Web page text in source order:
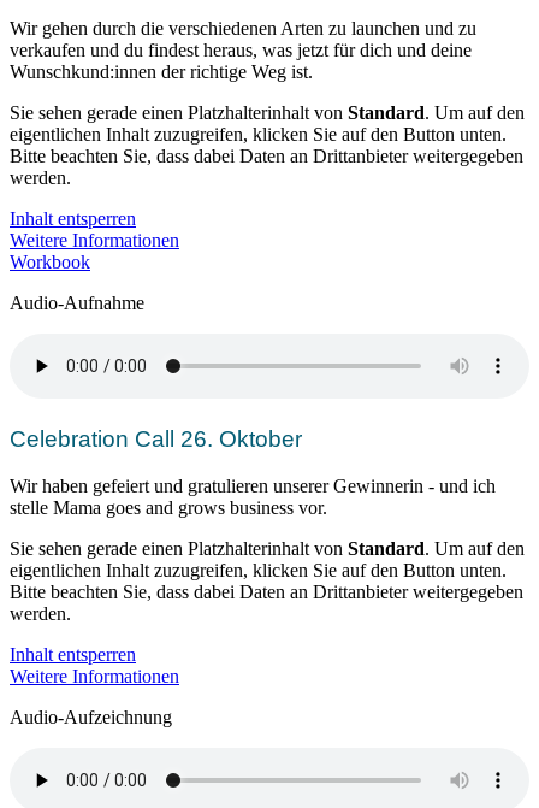
Wir gehen durch die verschiedenen Arten zu launchen und zu
verkaufen und du findest heraus, was jetzt für dich und deine
Wunschkund:innen der richtige Weg ist.
Sie sehen gerade einen Platzhalterinhalt von Standard. Um auf den
eigentlichen Inhalt zuzugreifen, klicken Sie auf den Button unten.
Bitte beachten Sie, dass dabei Daten an Drittanbieter weitergegeben
werden.
Inhalt entsperren
Weitere Informationen
Workbook
Audio-Aufnahme
Celebration Call 26. Oktober
Wir haben gefeiert und gratulieren unserer Gewinnerin - und ich
stelle Mama goes and grows business vor.
Sie sehen gerade einen Platzhalterinhalt von Standard. Um auf den
eigentlichen Inhalt zuzugreifen, klicken Sie auf den Button unten.
Bitte beachten Sie, dass dabei Daten an Drittanbieter weitergegeben
werden.
Inhalt entsperren
Weitere Informationen
Audio-Aufzeichnung